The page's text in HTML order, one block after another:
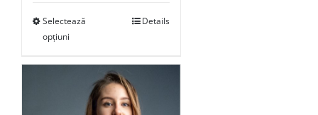
Selectează
opțiuni
Details